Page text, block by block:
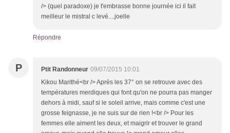
/> (quel paradoxe) je t'embrasse bonne journée ici il fait
meilleur le mistral c levé....joelle
Répondre
P Ptit Randonneur 09/07/2015 10:01
Kikou Marithé<br /> Après les 37° on se retrouve avec des
températures merdiques qui font qu'on ne pourra pas manger
dehors à midi, sauf si le soleil arrive, mais comme c'est une
grosse feignasse, je ne suis sur de rien !<br /> Pour les
femmes elle aiment les deux, et maigrir et trouver le grand